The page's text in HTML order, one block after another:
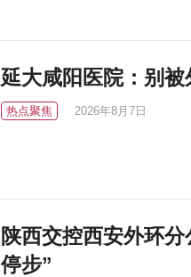
延大咸阳医院：别
热点聚焦 2026年8月7日
陕西交控西安外环
停步”